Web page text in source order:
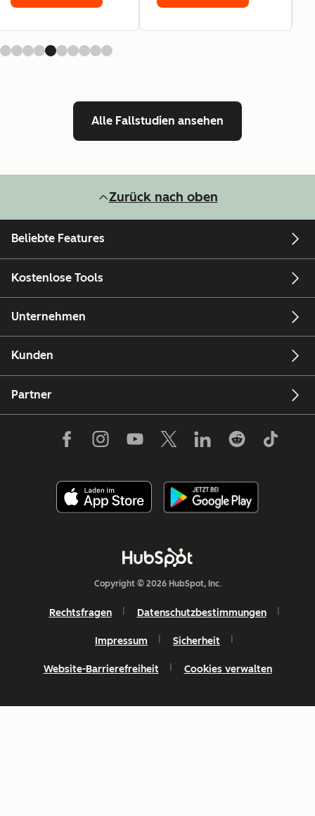
Alle Fallstudien ansehen
Zurück nach oben
Beliebte Features
Kostenlose Tools
Unternehmen
Kunden
Partner
Copyright © 2026 HubSpot, Inc.
Rechtsfragen Datenschutzbestimmungen
Impressum Sicherheit
Website-Barrierefreiheit Cookies verwalten